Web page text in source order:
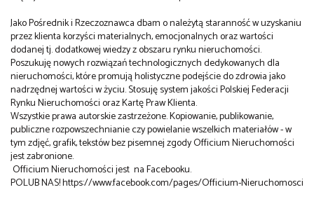
Jako Pośrednik i Rzeczoznawca dbam o należytą staranność w uzyskaniu
przez klienta korzyści materialnych, emocjonalnych oraz wartości
dodanej tj. dodatkowej wiedzy z obszaru rynku nieruchomości.
Poszukuję nowych rozwiązań technologicznych dedykowanych dla
nieruchomości, które promują holistyczne podejście do zdrowia jako
nadrzędnej wartości w życiu. Stosuję system jakości Polskiej Federacji
Rynku Nieruchomości oraz Kartę Praw Klienta.
Wszystkie prawa autorskie zastrzeżone. Kopiowanie, publikowanie,
publiczne rozpowszechnianie czy powielanie wszelkich materiałów - w
tym zdjęć, grafik, tekstów bez pisemnej zgody Officium Nieruchomości
jest zabronione.
Officium Nieruchomości jest na Facebooku.
POLUB NAS!https://www.facebook.com/pages/Officium-Nieruchomosci